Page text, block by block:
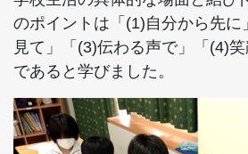
のポイントは「(1)自分から先に
見て」「(3)伝わる声で」「(4)
であると学びました。